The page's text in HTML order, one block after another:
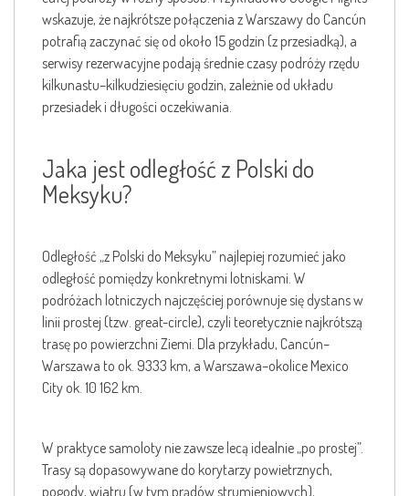
wskazuje, że najkrótsze połączenia z Warszawy do Cancún
potrafią zaczynać się od około 15 godzin (z przesiadką), a
serwisy rezerwacyjne podają średnie czasy podróży rzędu
kilkunastu–kilkudziesięciu godzin, zależnie od układu
przesiadek i długości oczekiwania.
Jaka jest odległość z Polski do
Meksyku?
Odległość „z Polski do Meksyku” najlepiej rozumieć jako
odległość pomiędzy konkretnymi lotniskami. W
podróżach lotniczych najczęściej porównuje się dystans w
linii prostej (tzw. great-circle), czyli teoretycznie najkrótszą
trasę po powierzchni Ziemi. Dla przykładu, Cancún–
Warszawa to ok. 9333 km, a Warszawa–okolice Mexico
City ok. 10 162 km.
W praktyce samoloty nie zawsze lecą idealnie „po prostej”.
Trasy są dopasowywane do korytarzy powietrznych,
pogody, wiatru (w tym prądów strumieniowych),